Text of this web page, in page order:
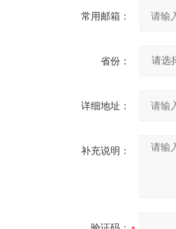
常用邮箱：
省份：
详细地址：
补充说明：